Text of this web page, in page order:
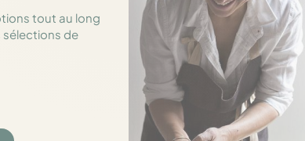
tout au long
sélections de